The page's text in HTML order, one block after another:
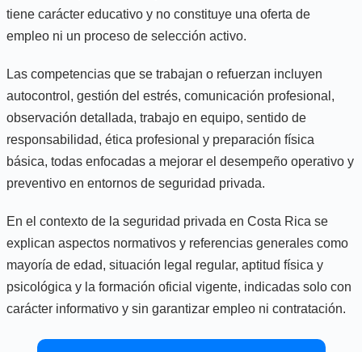
tiene carácter educativo y no constituye una oferta de
empleo ni un proceso de selección activo.
Las competencias que se trabajan o refuerzan incluyen
autocontrol, gestión del estrés, comunicación profesional,
observación detallada, trabajo en equipo, sentido de
responsabilidad, ética profesional y preparación física
básica, todas enfocadas a mejorar el desempeño operativo y
preventivo en entornos de seguridad privada.
En el contexto de la seguridad privada en Costa Rica se
explican aspectos normativos y referencias generales como
mayoría de edad, situación legal regular, aptitud física y
psicológica y la formación oficial vigente, indicadas solo con
carácter informativo y sin garantizar empleo ni contratación.